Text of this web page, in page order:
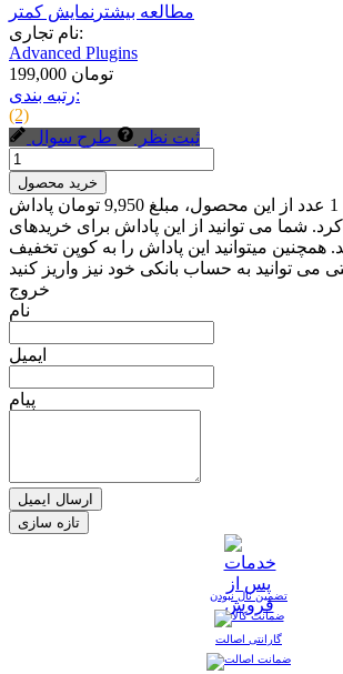
مطالعه بیشتر نمایش کمتر
نام تجاری:
Advanced Plugins
199,000 تومان
رتبه بندی:
(2)
ثبت نظر
طرح سوال
خرید محصول
در صورت خرید 1 عدد از این محصول، مبلغ 9,950 تومان پاداش
شما می توانید از این پاداش برای خریدهای
همچنین میتوانید این پاداش را به کوپن تخفیف
خروج
نام
ایمیل
پیام
ارسال ایمیل
تضمین نال نبودن
گارانتی اصالت